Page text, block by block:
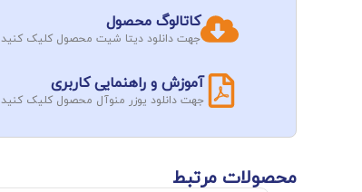
کاتالوگ محصول
جهت دانلود دیتا شیت محصول کلیک کنید
آموزش و راهنمایی کاربری
جهت دانلود یوزر منوآل محصول کلیک کنید
محصولات مرتبط